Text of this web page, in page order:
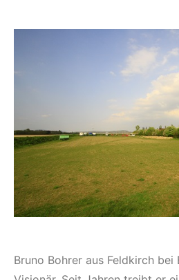
Bruno Bohrer aus Feldkirch